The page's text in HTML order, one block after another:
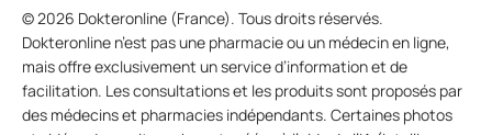
© 2026 Dokteronline (France). Tous droits réservés.
Dokteronline n’est pas une pharmacie ou un médecin en ligne,
mais offre exclusivement un service d’information et de
facilitation. Les consultations et les produits sont proposés par
des médecins et pharmacies indépendants. Certaines photos